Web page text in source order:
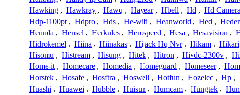
Hawking , Hawkray , Hawq , Hayear , Hbell , Hd , Hd Camera
Hdp-1100pt , Hdpro , Hds , He-wifi , Heanworld , Hed , Heden
Hennda , Hensel , Herkules , Herospeed , Hesa , Hesavision ,
Hidrokemel , Hiina , Hiinakas , Hijack Hq Nvr , Hikam , Hikari
Hisomu , Histream , Hisung , Hitek , Hitron , Hivdc-2300v ,
Home-it , Homecare , Homedia , Homeguard , Homeseer ,
Horstek , Hosafe , Hosftra , Hoswell , Hotfun , Hozelec , Hp ,
Huashi , Huawei , Hubble , Huisun , Humcam , Hungtek ,